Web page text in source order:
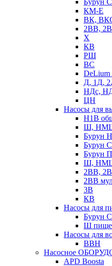
Бурун
КМ-Е
ВК,
2ВВ,
Х
КВ
РШ
ВС
Д, 1Д,
НДс,
ЦН
Насосы для
Н1В
Ш,
Бурун
Бурун
Бурун
Ш,
2ВВ,
2ВВ
3В
КВ
Насосы для
Бурун
Ш
Насосы для
ВВН
Насосное
APD Boosta